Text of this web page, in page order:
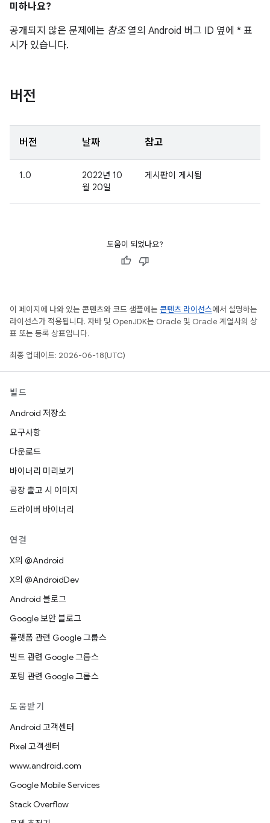
미하나요?
공개되지 않은 문제에는 참조열의 Android 버그 ID 옆에 * 표
시가 있습니다.
버전
버전 날짜 참고
1.0
2022년 10
월 20일
게시판이 게시됨
도움이 되었나요?
이 페이지에 나와 있는 콘텐츠와 코드 샘플에는 콘텐츠 라이선스에서 설명하는
라이선스가 적용됩니다. 자바 및 OpenJDK는 Oracle 및 Oracle 계열사의 상
표 또는 등록 상표입니다.
최종 업데이트: 2026-06-18(UTC)
빌드
Android 저장소
요구사항
다운로드
바이너리 미리보기
공장 출고 시 이미지
드라이버 바이너리
연결
X의 @Android
X의 @AndroidDev
Android 블로그
Google 보안 블로그
플랫폼 관련 Google 그룹스
빌드 관련 Google 그룹스
포팅 관련 Google 그룹스
도움받기
Android 고객센터
Pixel 고객센터
www.android.com
Google Mobile Services
Stack Overflow